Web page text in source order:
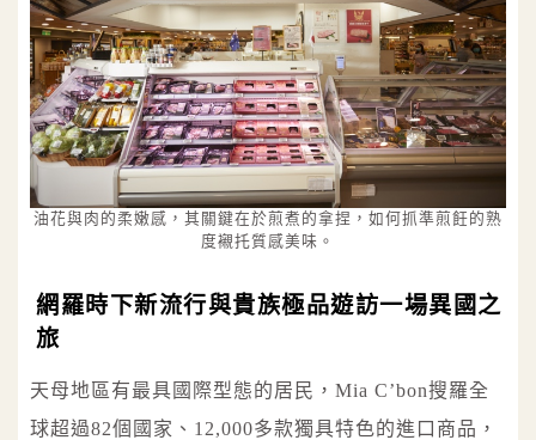
油花與肉的柔嫩感，其關鍵在於煎煮的拿捏，如何抓準煎飪的熟
度襯托質感美味。
網羅時下新流行與貴族極品遊訪一場異國之
旅
天母地區有最具國際型態的居民，Mia C’bon搜羅全
球超過82個國家、12,000多款獨具特色的進口商品，